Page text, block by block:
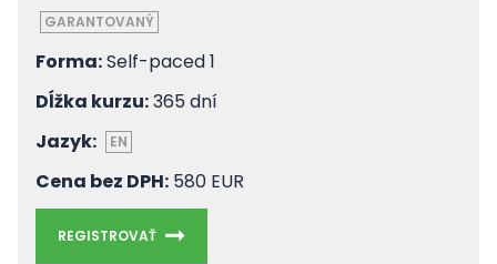
GARANTOVANÝ
Forma:Self-paced 1
Dĺžka kurzu:365 dní
Jazyk:
EN
Cena bez DPH: 580 EUR
REGISTROVAŤ